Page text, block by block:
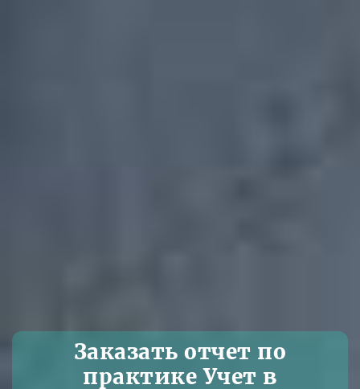
Заказать отчет по
практике Учет в